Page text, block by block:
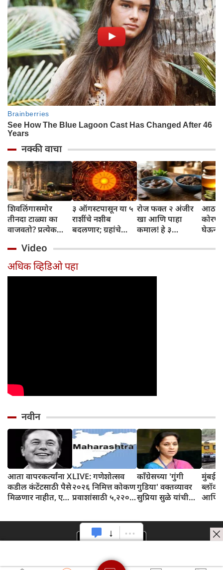
नक्की वाचा
शिवलिंगासमोर
तीनदा टाळ्या का
वाजवतो? प्रत्येक
जाणून घ्या
३ ऑगस्टपासून या ५
राशींचे नशीब
बदलणार; ग्रहांचे
संपतील आणि शुभ
दिवसांची सुरुवात
होईल
रोज फक्त २ अंजीर
खा आणि पाहा
कमाल! हे ३
तुम्हाला ठाऊक
घेऊन
Video
अधिक व्हिडिओ पहा
नवीन
आता वापरकर्त्यांना X
कडील कंटेंटसाठी पैसे
मिळणार नाहीत, एक
LIVE: गणेशोत्सव
२०२६ निमित्त कोकण
प्रवाशांसाठी ५,२२०
काँग्रेसच्या 'गुंगी
गुडिया' वक्तव्यावर
सुप्रिया सुळे यांची
म्हणाल्या....
मुंबई
ब्लॉक;
आणि